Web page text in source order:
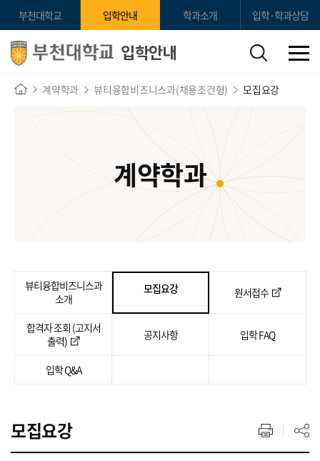
부천대학교 입학안내 학과소개 입학·학과상담
입학안내
계약학과 뷰티융합비즈니스과(채용조건형) 모집요강
계약학과
뷰티융합비즈니스과
소개
모집요강 원서접수
합격자 조회 (고지서
출력)
공지사항 입학 FAQ
입학 Q&A
모집요강